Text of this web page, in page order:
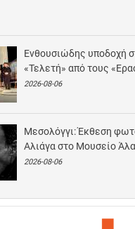
Ενθουσιώδης υποδοχή
«Τελετή» από τους
2026-08-06
Μεσολόγγι: Έκθεση
Αλιάγα στο Μουσείο
2026-08-06